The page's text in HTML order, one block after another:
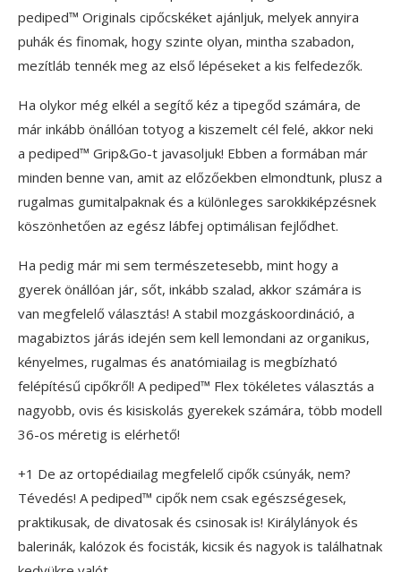
pediped™ Originals cipőcskéket ajánljuk, melyek annyira
puhák és finomak, hogy szinte olyan, mintha szabadon,
mezítláb tennék meg az első lépéseket a kis felfedezők.
Ha olykor még elkél a segítő kéz a tipegőd számára, de
már inkább önállóan totyog a kiszemelt cél felé, akkor neki
a pediped™ Grip&Go-t javasoljuk! Ebben a formában már
minden benne van, amit az előzőekben elmondtunk, plusz a
rugalmas gumitalpaknak és a különleges sarokkiképzésnek
köszönhetően az egész lábfej optimálisan fejlődhet.
Ha pedig már mi sem természetesebb, mint hogy a
gyerek önállóan jár, sőt, inkább szalad, akkor számára is
van megfelelő választás! A stabil mozgáskoordináció, a
magabiztos járás idején sem kell lemondani az organikus,
kényelmes, rugalmas és anatómiailag is megbízható
felépítésű cipőkről! A pediped™ Flex tökéletes választás a
nagyobb, ovis és kisiskolás gyerekek számára, több modell
36-os méretig is elérhető!
+1 De az ortopédiailag megfelelő cipők csúnyák, nem?
Tévedés! A pediped™ cipők nem csak egészségesek,
praktikusak, de divatosak és csinosak is! Királylányok és
balerinák, kalózok és focisták, kicsik és nagyok is találhatnak